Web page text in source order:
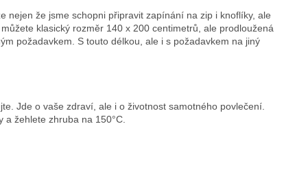
nejen že jsme schopni připravit zapínání na zip i knoflíky, ale
klasický rozměr 140 x 200 centimetrů, ale prodloužená
požadavkem. S touto délkou, ale i s požadavkem na jiný
Jde o vaše zdraví, ale i o životnost samotného povlečení.
žehlete zhruba na 150°C.